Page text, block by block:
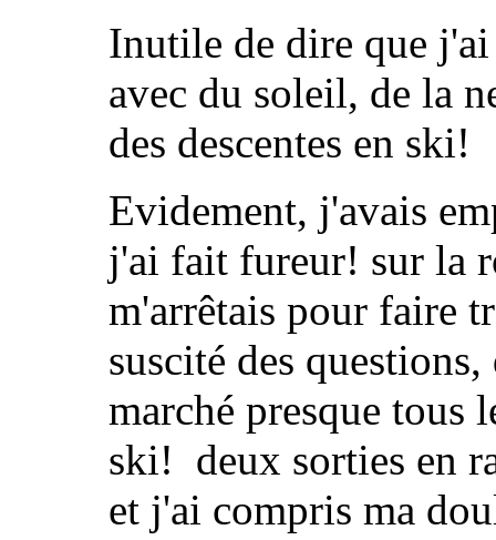
Inutile de dire que j'ai
avec du soleil, de la
des descentes en ski!
Evidement, j'avais
j'ai fait fureur! sur la
m'arrêtais pour faire
suscité des
marché presque tous
ski! deux sorties en
et j'ai compris ma